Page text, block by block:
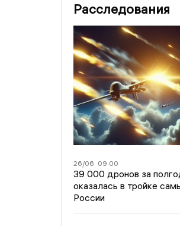
Расследования
26/06 09:00
39 000 дронов за
оказалась в тройке
России